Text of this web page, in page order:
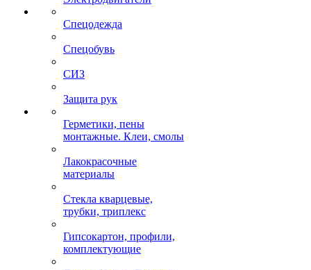
Спецодежда
Спецобувь
СИЗ
Защита рук
Герметики, пены
монтажные. Клеи, смолы
Лакокрасочные
материалы
Стекла кварцевые,
трубки, триплекс
Гипсокартон, профили,
комплектующие